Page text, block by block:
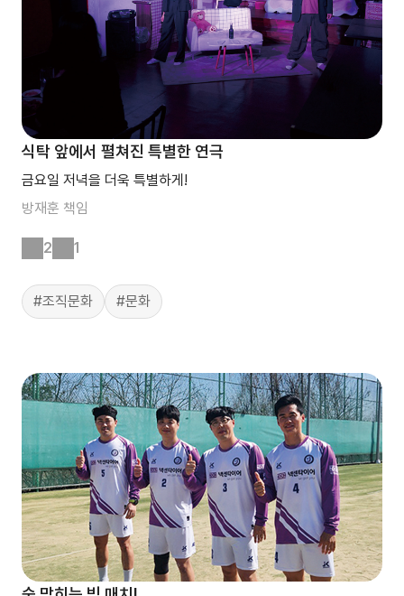
식탁 앞에서 펼쳐진 특별한 연극
금요일 저녁을 더욱 특별하게!
방재훈 책임
2 1
#조직문화 #문화